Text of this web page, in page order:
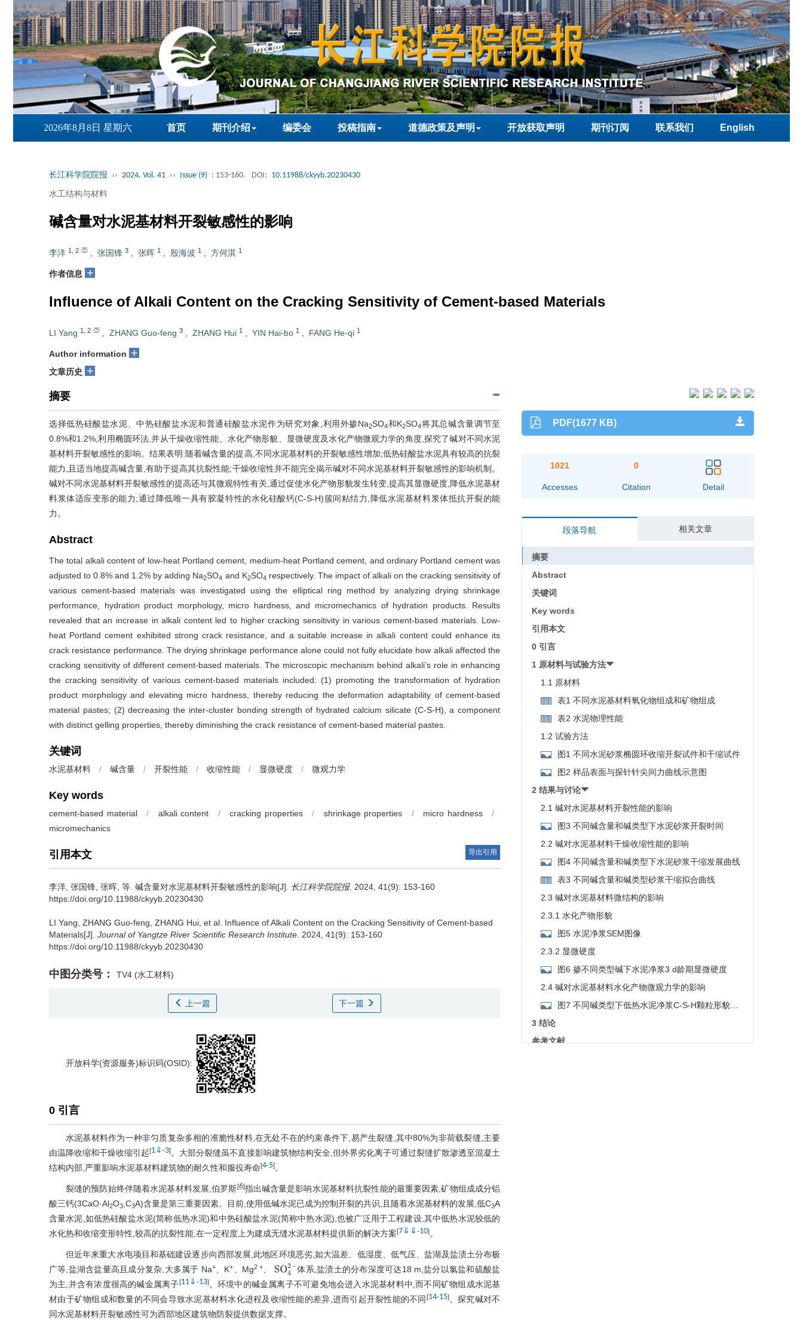
2026年8月8日 星期六 首页 期刊介绍 编委会 投稿指南 道德政策及声明 开放获取声明 期刊订阅 联系我们 English
长江科学院院报 ›› 2024, Vol. 41 ›› Issue (9) : 153-160. DOI: 10.11988/ckyyb.20230430
水工结构与材料
碱含量对水泥基材料开裂敏感性的影响
李洋 1 2 张国锋 3 张晖 1 殷海波 1 方何淇 1
作者信息 +
Influence of Alkali Content on the Cracking Sensitivity of Cement-based Materials
LI Yang 1 2 ZHANG Guo-feng 3 ZHANG Hui 1 YIN Hai-bo 1 FANG He-qi 1
Author information +
文章历史 +
摘要
选择低热硅酸盐水泥、中热硅酸盐水泥和普通硅酸盐水泥作为研究对象,利用外掺Na2SO4和K2SO4将其总碱含量调节至
0.8%和1.2%,利用椭圆环法,并从干燥收缩性能、水化产物形貌、显微硬度及水化产物微观力学的角度,探究了碱对不同水泥
基材料开裂敏感性的影响。结果表明:随着碱含量的提高,不同水泥基材料的开裂敏感性增加;低热硅酸盐水泥具有较高的抗裂
能力,且适当地提高碱含量,有助于提高其抗裂性能;干燥收缩性并不能完全揭示碱对不同水泥基材料开裂敏感性的影响机制。
碱对不同水泥基材料开裂敏感性的提高还与其微观特性有关,通过促使水化产物形貌发生转变,提高其显微硬度,降低水泥基材
料浆体适应变形的能力;通过降低唯一具有胶凝特性的水化硅酸钙(C-S-H)簇间粘结力,降低水泥基材料浆体抵抗开裂的能
力。
Abstract
The total alkali content of low-heat Portland cement, medium-heat Portland cement, and ordinary Portland cement was
adjusted to 0.8% and 1.2% by adding Na2SO4 and K2SO4 respectively. The impact of alkali on the cracking sensitivity of
various cement-based materials was investigated using the elliptical ring method by analyzing drying shrinkage
performance, hydration product morphology, micro hardness, and micromechanics of hydration products. Results
revealed that an increase in alkali content led to higher cracking sensitivity in various cement-based materials. Low-
heat Portland cement exhibited strong crack resistance, and a suitable increase in alkali content could enhance its
crack resistance performance. The drying shrinkage performance alone could not fully elucidate how alkali affected the
cracking sensitivity of different cement-based materials. The microscopic mechanism behind alkali’s role in enhancing
the cracking sensitivity of various cement-based materials included: (1) promoting the transformation of hydration
product morphology and elevating micro hardness, thereby reducing the deformation adaptability of cement-based
material pastes; (2) decreasing the inter-cluster bonding strength of hydrated calcium silicate (C-S-H), a component
with distinct gelling properties, thereby diminishing the crack resistance of cement-based material pastes.
关键词
水泥基材料 / 碱含量 / 开裂性能 / 收缩性能 / 显微硬度 / 微观力学
Key words
cement-based material / alkali content / cracking properties / shrinkage properties / micro hardness
/
micromechanics
引用本文 导出引用
李洋 张国锋 张晖 等 碱含量对水泥基材料开裂敏感性的影响[J]. 长江科学院院报. 2024, 41(9): 153-160
https://doi.org/10.11988/ckyyb.20230430
LI Yang ZHANG Guo-feng ZHANG Hui et al Influence of Alkali Content on the Cracking Sensitivity of Cement-based
Materials[J]. Journal of Yangtze River Scientific Research Institute . 2024, 41(9): 153-160
https://doi.org/10.11988/ckyyb.20230430
中图分类号： TV4 (水工材料)
上一篇 下一篇
开放科学(资源服务)标识码(OSID):
0 引言
水泥基材料作为一种非匀质复杂多相的准脆性材料,在无处不在的约束条件下,易产生裂缝,其中80%为非荷载裂缝,主要
由温降收缩和干燥收缩引起[1 ⇓-3]。大部分裂缝虽不直接影响建筑物结构安全,但外界劣化离子可通过裂缝扩散渗透至混凝土
结构内部,严重影响水泥基材料建筑物的耐久性和服役寿命[4-5]。
裂缝的预防始终伴随着水泥基材料发展,伯罗斯[6]指出碱含量是影响水泥基材料抗裂性能的最重要因素,矿物组成成分铝
酸三钙(3CaO·Al2O3 ,C3A)含量是第三重要因素。目前,使用低碱水泥已成为控制开裂的共识,且随着水泥基材料的发展,低C3A
含量水泥,如低热硅酸盐水泥(简称低热水泥)和中热硅酸盐水泥(简称中热水泥),也被广泛用于工程建设,其中低热水泥较低的
水化热和收缩变形特性,较高的抗裂性能,在一定程度上为建成无缝水泥基材料提供新的解决方案[7 ⇓ ⇓ -10]。
但近年来重大水电项目和基础建设逐步向西部发展,此地区环境恶劣,如大温差、低湿度、低气压、盐湖及盐渍土分布极
广等,盐湖含盐量高且成分复杂,大多属于 Na+、K+ 、Mg2 +
SO42-
体系,盐渍土的分布深度可达18 m,盐分以氯盐和硫酸盐
为主,并含有浓度很高的碱金属离子[11⇓ -13]。环境中的碱金属离子不可避免地会进入水泥基材料中,而不同矿物组成水泥基
材由于矿物组成和数量的不同会导致水泥基材料水化进程及收缩性能的差异,进而引起开裂性能的不同 [14-15]。探究碱对不
同水泥基材料开裂敏感性可为西部地区建筑物防裂提供数据支撑。
PDF(1677 KB)
1021
Accesses
0
Citation Detail
段落导航 相关文章
摘要
Abstract
关键词
Key words
引用本文
0 引言
1 原材料与试验方法
1.1 原材料
表1 不同水泥基材料氧化物组成和矿物组成
表2 水泥物理性能
1.2 试验方法
图1 不同水泥砂浆椭圆环收缩开裂试件和干缩试件
图2 样品表面与探针针尖间力曲线示意图
2 结果与讨论
2.1 碱对水泥基材料开裂性能的影响
图3 不同碱含量和碱类型下水泥砂浆开裂时间
2.2 碱对水泥基材料干燥收缩性能的影响
图4 不同碱含量和碱类型下水泥砂浆干缩发展曲线
表3 不同碱含量和碱类型砂浆干缩拟合曲线
2.3 碱对水泥基材料微结构的影响
2.3.1 水化产物形貌
图5 水泥净浆SEM图像
2.3.2 显微硬度
图6 掺不同类型碱下水泥净浆3 d龄期显微硬度
2.4 碱对水泥基材料水化产物微观力学的影响
图7 不同碱类型下低热水泥净浆C-S-H颗粒形貌和
粘结力频率分布
3 结论
参考文献